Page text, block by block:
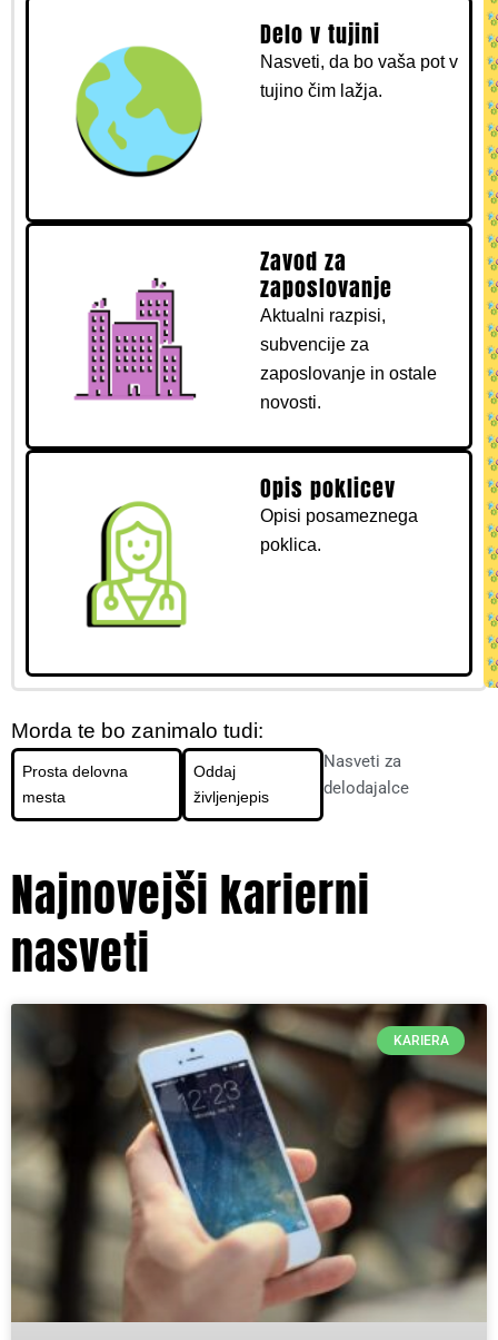
Delo v tujini
Nasveti, da bo vaša pot v
tujino čim lažja.
Zavod za
zaposlovanje
Aktualni razpisi,
subvencije za
zaposlovanje in ostale
novosti.
Opis poklicev
Opisi posameznega
poklica.
Morda te bo zanimalo tudi:
Prosta delovna
mesta
Oddaj
življenjepis
Nasveti za
delodajalce
Najnovejši karierni
nasveti
KARIERA